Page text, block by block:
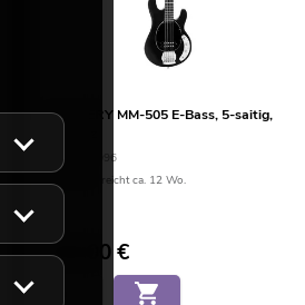
DIMAVERY MM-505 E-Bass, 5-saitig,
No. 26222096
Bestand reicht ca. 12 Wo.
159,00 €